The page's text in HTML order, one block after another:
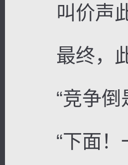
叫价声此
最终，此
“竞争倒是
“下面！一